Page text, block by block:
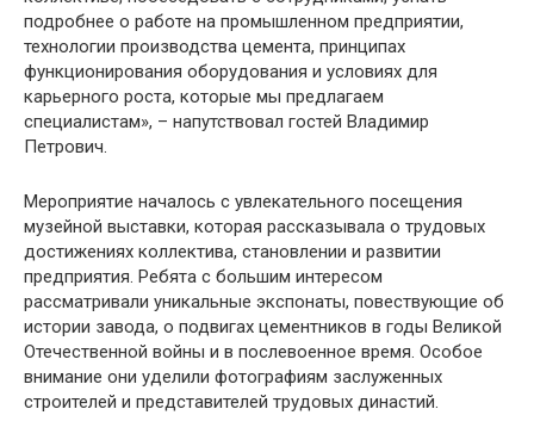
подробнее о работе на промышленном предприятии,
технологии производства цемента, принципах
функционирования оборудования и условиях для
карьерного роста, которые мы предлагаем
специалистам», – напутствовал гостей Владимир
Петрович.
Мероприятие началось с увлекательного посещения
музейной выставки, которая рассказывала о трудовых
достижениях коллектива, становлении и развитии
предприятия. Ребята с большим интересом
рассматривали уникальные экспонаты, повествующие об
истории завода, о подвигах цементников в годы Великой
Отечественной войны и в послевоенное время. Особое
внимание они уделили фотографиям заслуженных
строителей и представителей трудовых династий.